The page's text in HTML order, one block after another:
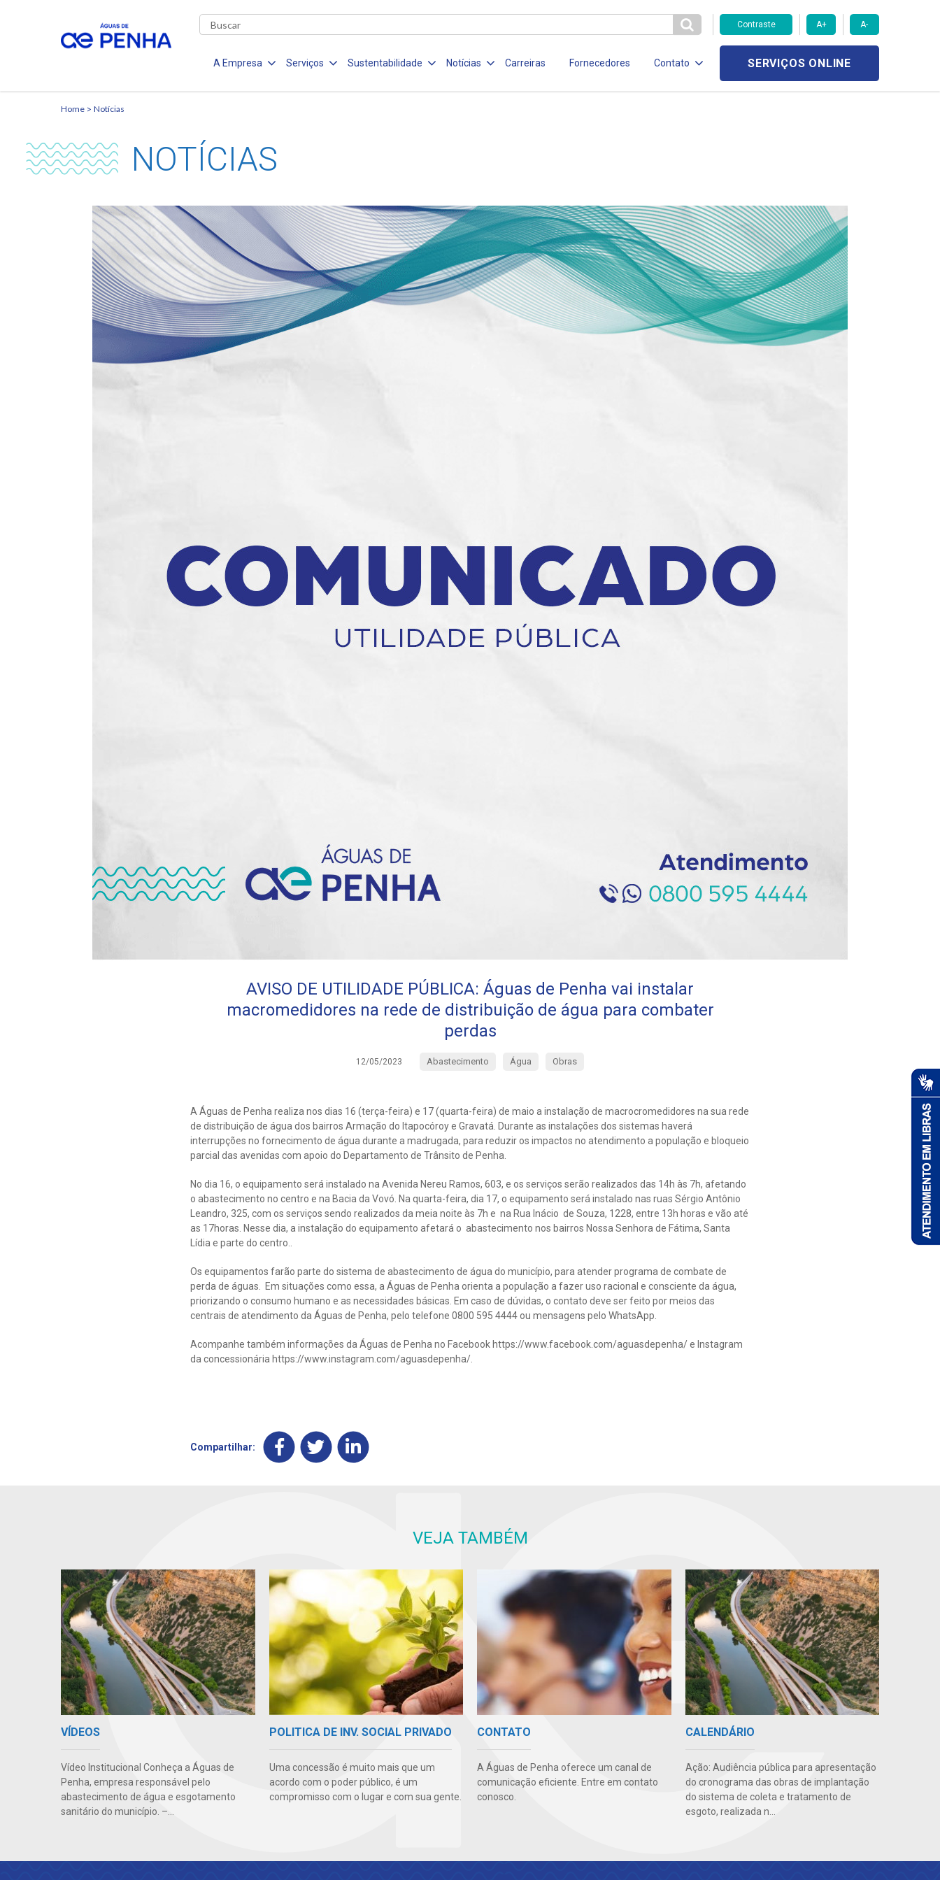
Contraste A+ A-
A Empresa Serviços Sustentabilidade Notícias Carreiras Fornecedores Contato SERVIÇOS ONLINE
Home Notícias
NOTÍCIAS
AVISO DE UTILIDADE PÚBLICA: Águas de Penha vai instalar
macromedidores na rede de distribuição de água para combater
perdas
12/05/2023 Abastecimento Água Obras
A Águas de Penha realiza nos dias 16 (terça-feira) e 17 (quarta-feira) de maio a instalação de macrocromedidores na sua rede
de distribuição de água dos bairros Armação do Itapocóroy e Gravatá. Durante as instalações dos sistemas haverá
interrupções no fornecimento de água durante a madrugada, para reduzir os impactos no atendimento a população e bloqueio
parcial das avenidas com apoio do Departamento de Trânsito de Penha.
No dia 16, o equipamento será instalado na Avenida Nereu Ramos, 603, e os serviços serão realizados das 14h às 7h, afetando
o abastecimento no centro e na Bacia da Vovó. Na quarta-feira, dia 17, o equipamento será instalado nas ruas Sérgio Antônio
Leandro, 325, com os serviços sendo realizados da meia noite às 7h e na Rua Inácio de Souza, 1228, entre 13h horas e vão até
as 17horas. Nesse dia, a instalação do equipamento afetará o abastecimento nos bairros Nossa Senhora de Fátima, Santa
Lídia e parte do centro..
Os equipamentos farão parte do sistema de abastecimento de água do município, para atender programa de combate de
perda de águas. Em situações como essa, a Águas de Penha orienta a população a fazer uso racional e consciente da água,
priorizando o consumo humano e as necessidades básicas. Em caso de dúvidas, o contato deve ser feito por meios das
centrais de atendimento da Águas de Penha, pelo telefone 0800 595 4444 ou mensagens pelo WhatsApp.
Acompanhe também informações da Águas de Penha no Facebook https://www.facebook.com/aguasdepenha/ e Instagram
da concessionária https://www.instagram.com/aguasdepenha/.
Compartilhar:
VEJA TAMBÉM
VÍDEOS
Vídeo Institucional Conheça a Águas de
Penha, empresa responsável pelo
abastecimento de água e esgotamento
sanitário do município. –...
POLITICA DE INV. SOCIAL PRIVADO
Uma concessão é muito mais que um
acordo com o poder público, é um
compromisso com o lugar e com sua gente.
CONTATO
A Águas de Penha oferece um canal de
comunicação eficiente. Entre em contato
conosco.
CALENDÁRIO
Ação: Audiência pública para apresentação
do cronograma das obras de implantação
do sistema de coleta e tratamento de
esgoto, realizada n...